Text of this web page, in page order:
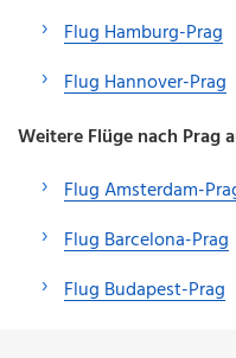
Flug Hamburg-Prag
Flug Hannover-Prag
Weitere Flüge nach Prag
Flug Amsterdam-
Flug Barcelona-Prag
Flug Budapest-Prag